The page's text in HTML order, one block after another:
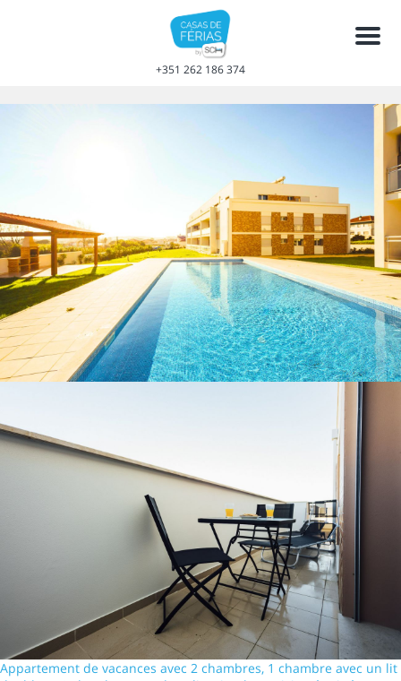
+351 262 186 374
Menu
Appartement de vacances avec 2 chambres, 1 chambre avec un lit